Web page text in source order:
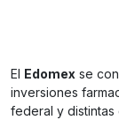
El Edomex se
inversiones
federal y distintas